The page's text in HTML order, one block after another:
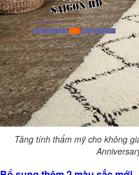
Tăng tính thẩm mỹ cho không